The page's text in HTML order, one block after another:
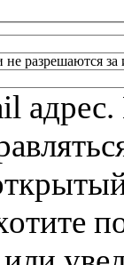
разрешаются
Этот